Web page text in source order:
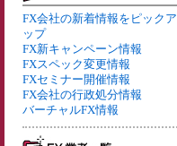
FX会社の新着情報をピックア
ップ
FX新キャンペーン情報
FXスペック変更情報
FXセミナー開催情報
FX会社の行政処分情報
バーチャルFX情報